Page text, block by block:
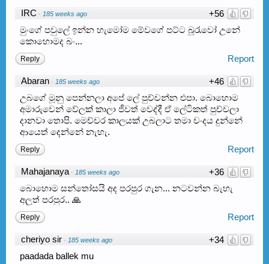
+56
IRC · 185 weeks ago
මුංගේ පවුලේ ඉන්න හැමෝම මේවගේ පට්ට බූරැවෝ උනේ
කොහොමද බං...
Report
Reply
+46
Abaran · 185 weeks ago
උබගේ මූනු පෙන්නලා අපේ ලේ පුච්චන්න එපා. බොහොම
අමාරුවෙන් වේලක් කාලා ජීවත් වෙද්දී ඒ ලේටිකත් පුච්චලා
දානවා තොපි. මෙච්චර කාලයක් උබලාට තමා චංදය දුන්නේ
ආයෙත් දෙන්නේ නැහැ.
Report
Reply
+36
Mahajanaya · 185 weeks ago
බොහොම සන්තෝසයි අද පරපුර ගැන... නටවන්න බැහැ
අලුත් පරපුර.. 🙏
Report
Reply
+34
cheriyo sir · 185 weeks ago
paadada ballek mu